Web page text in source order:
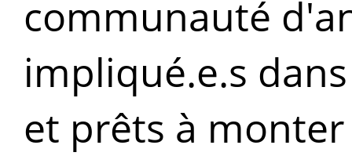
communauté
impliqué.e.s
et prêts à